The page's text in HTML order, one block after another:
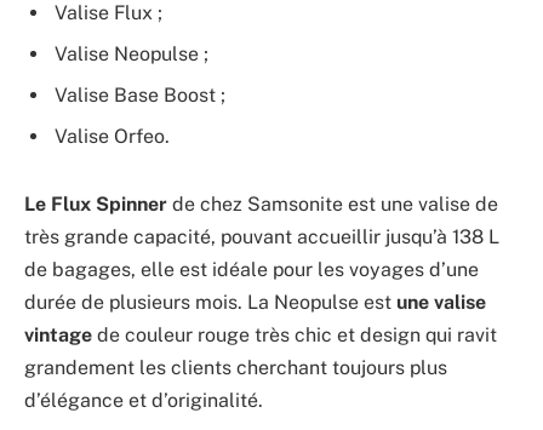
Valise Flux ;
Valise Neopulse ;
Valise Base Boost ;
Valise Orfeo.
Le Flux Spinner de chez Samsonite est une valise de
très grande capacité, pouvant accueillir jusqu’à 138 L
de bagages, elle est idéale pour les voyages d’une
durée de plusieurs mois. La Neopulse est une valise
vintage de couleur rouge très chic et design qui ravit
grandement les clients cherchant toujours plus
d’élégance et d’originalité.